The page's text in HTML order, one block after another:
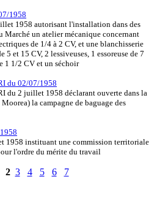
1958
1958 autorisant l'installation dans des
Marché un atelier mécanique concernant
de 1/4 à 2 CV, et une blanchisserie
5 et 15 CV, 2 lessiveuses, 1 essoreuse de 7
1 1/2 CV et un séchoir
du 02/07/1958
du 2 juillet 1958 déclarant ouverte dans la
la campagne de baguage des
1958 instituant une commission territoriale
l'ordre du mérite du travail
2 3 4 5 6 7